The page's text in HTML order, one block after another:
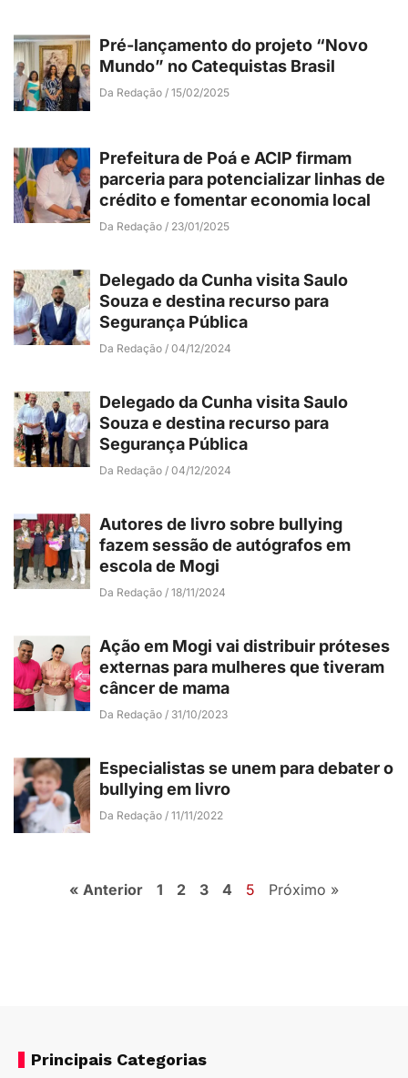
Pré-lançamento do projeto “Novo
Mundo” no Catequistas Brasil
Da Redação 15/02/2025
Prefeitura de Poá e ACIP firmam
parceria para potencializar linhas de
crédito e fomentar economia local
Da Redação 23/01/2025
Delegado da Cunha visita Saulo
Souza e destina recurso para
Segurança Pública
Da Redação 04/12/2024
Delegado da Cunha visita Saulo
Souza e destina recurso para
Segurança Pública
Da Redação 04/12/2024
Autores de livro sobre bullying
fazem sessão de autógrafos em
escola de Mogi
Da Redação 18/11/2024
Ação em Mogi vai distribuir próteses
externas para mulheres que tiveram
câncer de mama
Da Redação 31/10/2023
Especialistas se unem para debater o
bullying em livro
Da Redação 11/11/2022
« Anterior 1 2 3 4 5 Próximo »
Principais Categorias